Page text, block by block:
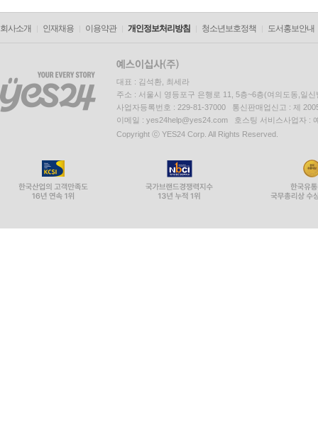
회사소개 인재채용 이용약관 개인정보처리방침 청소년보호정책 도서홍보안내
대표 : 김석환, 최세라
주소 : 서울시 영등포구 은행로 11, 5층~6층(여의도동,일신
사업자등록번호 : 229-81-37000 통신판매업신고 : 제
이메일 : yes24help@yes24.com 호스팅 서비스사업자 :
Copyright ⓒ YES24 Corp. All Rights Reserved.